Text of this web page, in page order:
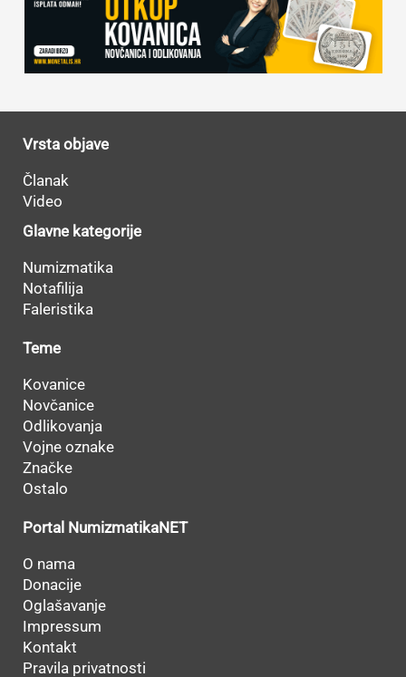
Vrsta objave
Članak
Video
Glavne kategorije
Numizmatika
Notafilija
Faleristika
Teme
Kovanice
Novčanice
Odlikovanja
Vojne oznake
Značke
Ostalo
Portal NumizmatikaNET
O nama
Donacije
Oglašavanje
Impressum
Kontakt
Pravila privatnosti